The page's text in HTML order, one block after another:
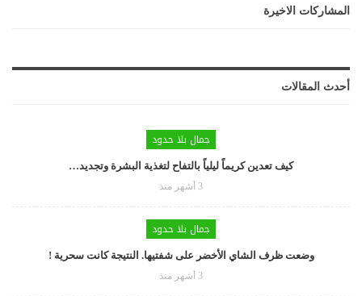
المشاركات الاخيرة
أحدث المقالات
جمال بلا حدود
كيف تعدين كريماً ليلياً بالتفاح لتغذية البشرة وتجديد…
3 أشهر منذ
جمال بلا حدود
وضعت ظرف الشاي الأخضر على شفتيها. النتيجة كانت سحرية !
3 أشهر منذ